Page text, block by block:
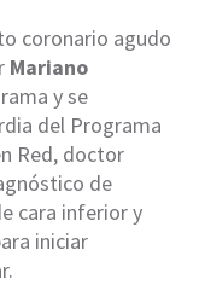
coronario agudo
Mariano
y se
del Programa
Red, doctor
de
cara inferior y
iniciar